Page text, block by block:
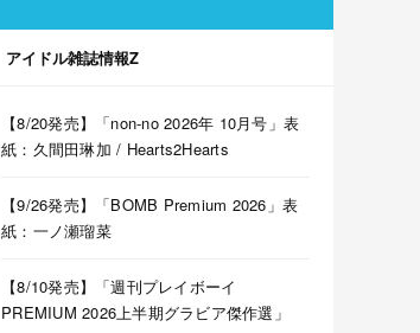
アイドル雑誌情報Z
【8/20発売】「non-no 2026年 10月号」表
紙：久間田琳加 / Hearts2Hearts
【9/26発売】「BOMB Premium 2026」表
紙：一ノ瀬瑠菜
【8/10発売】「週刊プレイボーイ
PREMIUM 2026上半期グラビア傑作選」